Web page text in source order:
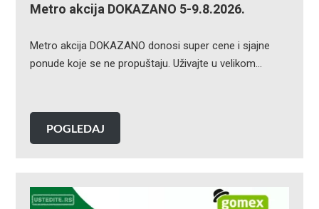
Metro akcija DOKAZANO 5-9.8.2026.
Metro akcija DOKAZANO donosi super cene i sjajne
ponude koje se ne propuštaju. Uživajte u velikom…
POGLEDAJ